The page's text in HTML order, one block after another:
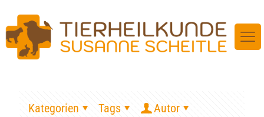
Kategorien Tags
Autor